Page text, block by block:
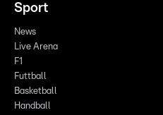
Sport
News
Live Arena
F1
Futtball
Basketball
Handball